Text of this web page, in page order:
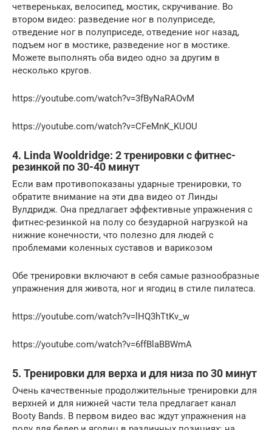
четвереньках, велосипед, мостик, скручивание. Во
втором видео: разведение ног в полуприседе,
отведение ног в полуприседе, отведение ног назад,
подъем ног в мостике, разведение ног в мостике.
Можете выполнять оба видео одно за другим в
несколько кругов.
https://youtube.com/watch?v=3fByNaRAOvM
https://youtube.com/watch?v=CFeMnK_KUOU
4. Linda Wooldridge: 2 тренировки с фитнес-
резинкой по 30-40 минут
Если вам противопоказаны ударные тренировки, то
обратите внимание на эти два видео от Линды
Вулдридж. Она предлагает эффективные упражнения с
фитнес-резинкой на полу со безударной нагрузкой на
нижние конечности, что полезно для людей с
проблемами коленных суставов и варикозом
Обе тренировки включают в себя самые разнообразные
упражнения для живота, ног и ягодиц в стиле пилатеса.
https://youtube.com/watch?v=lHQ3hTtKv_w
https://youtube.com/watch?v=6ffBlaBBWmA
5. Тренировки для верха и для низа по 30 минут
Очень качественные продолжительные тренировки для
верхней и для нижней части тела предлагает канал
Booty Bands. В первом видео вас ждут упражнения на